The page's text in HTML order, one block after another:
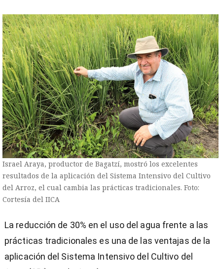
Israel Araya, productor de Bagatzí, mostró los excelentes
resultados de la aplicación del Sistema Intensivo del Cultivo
del Arroz, el cual cambia las prácticas tradicionales. Foto:
Cortesía del IICA
La reducción de 30% en el uso del agua frente a las
prácticas tradicionales es una de las ventajas de la
aplicación del Sistema Intensivo del Cultivo del